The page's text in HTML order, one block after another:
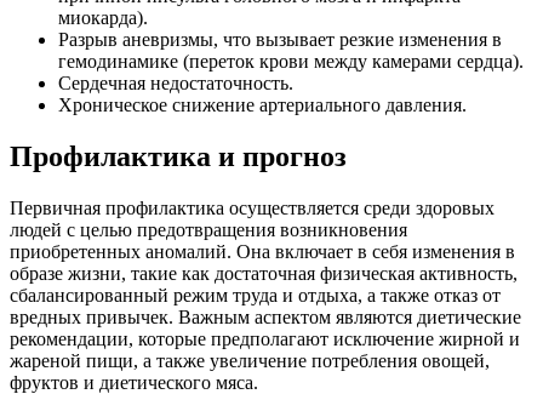
миокарда).
Разрыв аневризмы, что вызывает резкие изменения в
гемодинамике (переток крови между камерами сердца).
Сердечная недостаточность.
Хроническое снижение артериального давления.
Профилактика и прогноз
Первичная профилактика осуществляется среди здоровых
людей с целью предотвращения возникновения
приобретенных аномалий. Она включает в себя изменения в
образе жизни, такие как достаточная физическая активность,
сбалансированный режим труда и отдыха, а также отказ от
вредных привычек. Важным аспектом являются диетические
рекомендации, которые предполагают исключение жирной и
жареной пищи, а также увеличение потребления овощей,
фруктов и диетического мяса.